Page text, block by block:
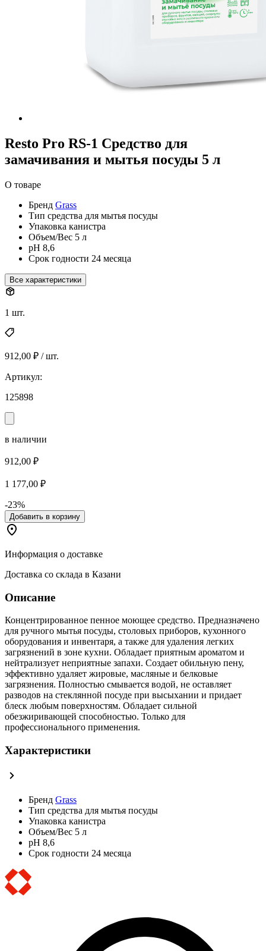
Resto Pro RS-1 Средство для
замачивания и мытья посуды 5 л
О товаре
Бренд Grass
Тип средства для мытья посуды
Упаковка канистра
Объем/Вес 5 л
pH 8,6
Срок годности 24 месяца
Все характеристики
1 шт.
912,00 ₽ / шт.
Артикул:
125898
в наличии
912,00 ₽
1 177,00 ₽
-23%
Добавить в корзину
Информация о доставке
Доставка со склада в Казани
Описание
Концентрированное пенное моющее средство. Предназначено
для ручного мытья посуды, столовых приборов, кухонного
оборудования и инвентаря, а также для удаления легких
загрязнений в зоне кухни. Обладает приятным ароматом и
нейтрализует неприятные запахи. Создает обильную пену,
эффективно удаляет жировые, масляные и белковые
загрязнения. Полностью смывается водой, не оставляет
разводов на стеклянной посуде при высыхании и придает
блеск любым поверхностям. Обладает сильной
обезжиривающей способностью. Только для
профессионального применения.
Характеристики
Бренд Grass
Тип средства для мытья посуды
Упаковка канистра
Объем/Вес 5 л
pH 8,6
Срок годности 24 месяца